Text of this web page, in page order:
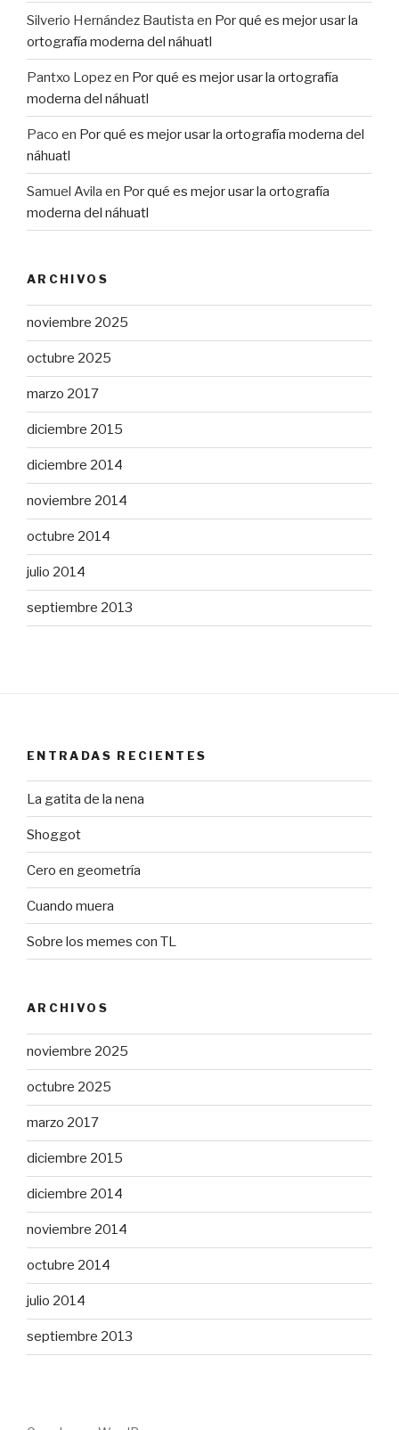
Silverio Hernández Bautista en Por qué es mejor usar la
ortografía moderna del náhuatl
Pantxo Lopezen Por qué es mejor usar la ortografía
moderna del náhuatl
Paco en Por qué es mejor usar la ortografía moderna del
náhuatl
Samuel Avila en Por qué es mejor usar la ortografía
moderna del náhuatl
ARCHIVOS
noviembre 2025
octubre 2025
marzo 2017
diciembre 2015
diciembre 2014
noviembre 2014
octubre 2014
julio 2014
septiembre 2013
ENTRADAS RECIENTES
La gatita de la nena
Shoggot
Cero en geometría
Cuando muera
Sobre los memes con TL
ARCHIVOS
noviembre 2025
octubre 2025
marzo 2017
diciembre 2015
diciembre 2014
noviembre 2014
octubre 2014
julio 2014
septiembre 2013